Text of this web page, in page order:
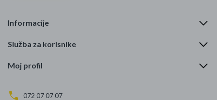
Informacije
Služba za korisnike
Moj profil
072 07 07 07